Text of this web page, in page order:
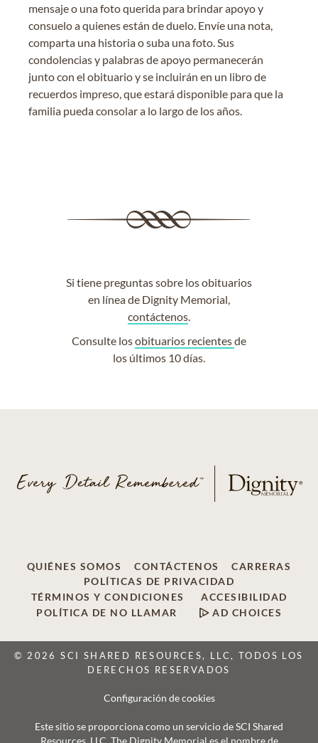
mensaje o una foto querida para brindar apoyo y
consuelo a quienes están de duelo. Envíe una nota,
comparta una historia o suba una foto. Sus
condolencias y palabras de apoyo permanecerán
junto con el obituario y se incluirán en un libro de
recuerdos impreso, que estará disponible para que la
familia pueda consolar a lo largo de los años.
Si tiene preguntas sobre los obituarios
en línea de Dignity Memorial,
contáctenos.
Consulte losobituarios recientesde
los últimos 10 días.
QUIÉNES SOMOS CONTÁCTENOS
CARRERAS
POLÍTICAS DE PRIVACIDAD
TÉRMINOS Y CONDICIONES
ACCESIBILIDAD
POLÍTICA DE NO LLAMAR
AD CHOICES
© 2026 SCI SHARED RESOURCES, LLC, TODOS LOS
DERECHOS RESERVADOS
Configuración de cookies
Este sitio se proporciona como un servicio de SCI Shared
Resources, LLC. The Dignity Memorial es el nombre de